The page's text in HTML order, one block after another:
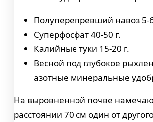
Полуперепревший навоз 5-6
Суперфосфат 40-50 г.
Калийные туки 15-20 г.
Весной под глубокое
азотные минеральные
На выровненной почве
расстоянии 70 см один от